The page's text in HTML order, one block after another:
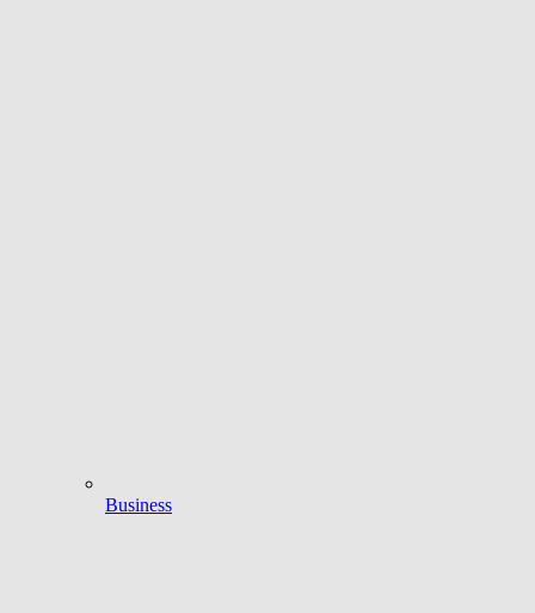
Business